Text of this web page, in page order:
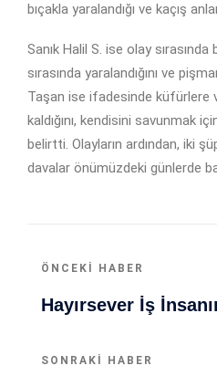
bıçakla yaralandığı ve kaçış
Sanık Halil S. ise olay sırasında
sırasında yaralandığını ve
Taşan ise ifadesinde küfürlere
kaldığını, kendisini savunmak
belirtti. Olayların ardından, iki
davalar önümüzdeki günlerde
ÖNCEKI HABER
SONRAKI HABER